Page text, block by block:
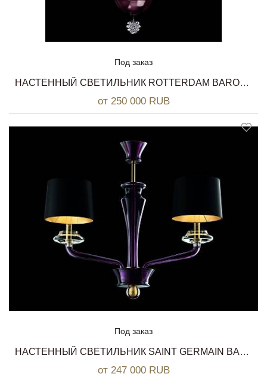
Под заказ
НАСТЕННЫЙ СВЕТИЛЬНИК ROTTERDAM BAROVIER&TOSO
от 250 000 RUB
Под заказ
НАСТЕННЫЙ СВЕТИЛЬНИК SAINT GERMAIN BAROVIER&TOSO
от 247 000 RUB